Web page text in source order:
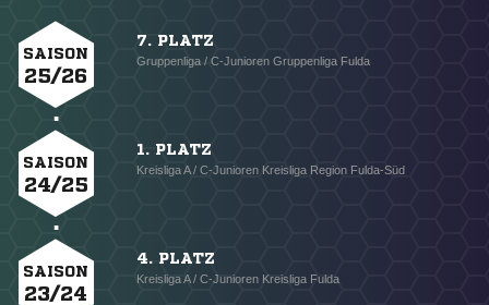
SAISON
25/26
7. PLATZ
Gruppenliga / C-Junioren Gruppenliga Fulda
SAISON
24/25
1. PLATZ
Kreisliga A / C-Junioren Kreisliga Region Fulda-Süd
SAISON
23/24
4. PLATZ
Kreisliga A / C-Junioren Kreisliga Fulda